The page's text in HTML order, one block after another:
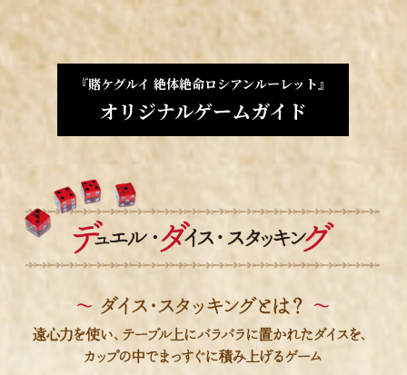
『賭ケグルイ 絶体絶命ロシアンルーレット』
オリジナルゲームガイド